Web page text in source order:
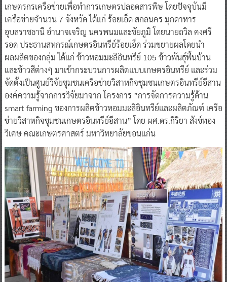
เกษตรกรเครือข่ายเพื่อทำการเกษตรปลอดสารพิษ โดยปัจจุบันมี
เครือข่ายจำนวน 7 จังหวัด ได้แก่ ร้อยเอ็ด สกลนคร มุกดาหาร
อุบลราชธานี อำนาจเจริญ นครพนมและชัยภูมิ โดยนายถวิล คงศรี
รอด ประธานสหกรณ์เกษตรอินทรีย์ร้อยเอ็ด ร่วมขยายผลโดยนำ
ผลผลิตของกลุ่ม ได้แก่ ข้าวหอมมะลิอินทรีย์ 105 ข้าวพันธุ์พื้นบ้าน
และข้าวสีต่างๆ มาเข้ากระบวนการผลิตแบบเกษตรอินทรีย์ และร่วม
จัดตั้งเป็นศูนย์วิจัยชุมชนเครือข่ายวิสาหกิจชุมชนเกษตรอินทรีย์อีสาน
องค์ความรู้จากการวิจัยมาจาก โครงการ ”การจัดการความรู้ด้าน
smart farming ของการผลิตข้าวหอมมะลิอินทรีย์และผลิตภัณฑ์ เครือ
ข่ายวิสาหกิจชุมชนเกษตรอินทรีย์อีสาน” โดย ผศ.ดร.กิริยา สังข์ทอง
วิเศษ คณะเกษตรศาสตร์ มหาวิทยาลัยขอนแก่น